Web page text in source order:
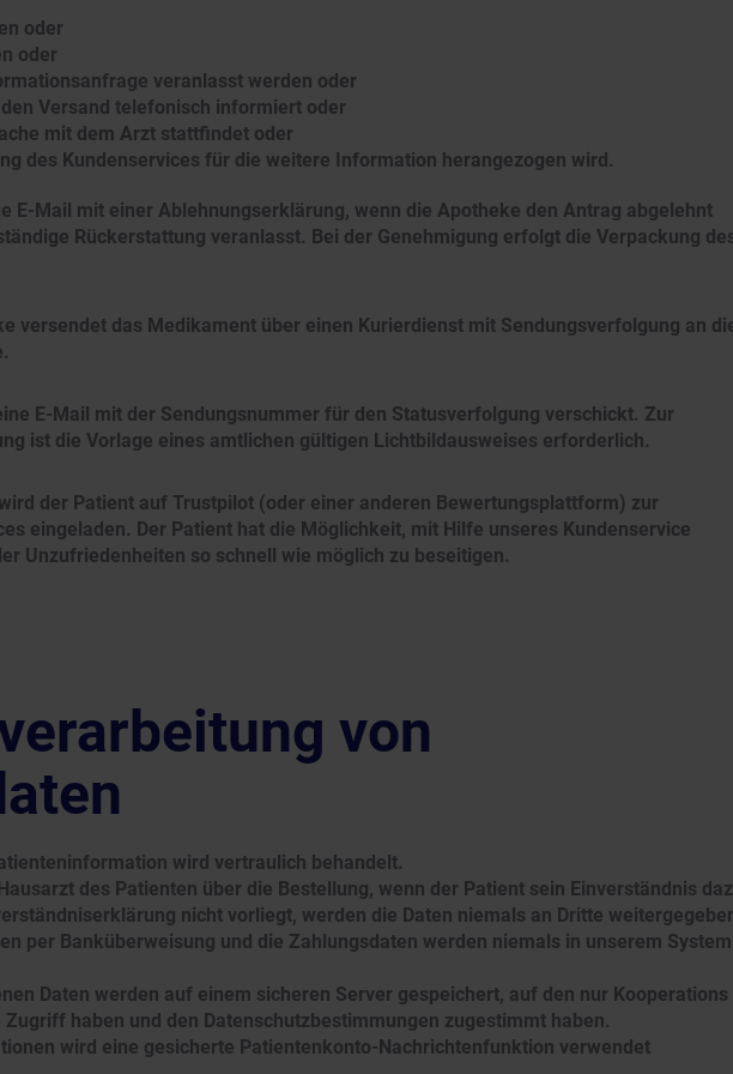
oder
oder
veranlasst werden oder
Versand telefonisch informiert oder
mit dem Arzt stattfindet oder
des Kundenservices für die weitere Information herangezogen wird.
E-Mail mit einer Ablehnungserklärung, wenn die Apotheke den Antrag abgelehnt
Rückerstattung veranlasst. Bei der Genehmigung erfolgt die Verpackung
versendet das Medikament über einen Kurierdienst mit Sendungsverfolgung an
E-Mail mit der Sendungsnummer für den Statusverfolgung verschickt. Zur
ist die Vorlage eines amtlichen gültigen Lichtbildausweises erforderlich.
der Patient auf Trustpilot (oder einer anderen Bewertungsplattform) zur
eingeladen. Der Patient hat die Möglichkeit, mit Hilfe unseres Kundenservice
Unzufriedenheiten so schnell wie möglich zu beseitigen.
von
wird vertraulich behandelt.
des Patienten über die Bestellung, wenn der Patient sein Einverständnis
nicht vorliegt, werden die Daten niemals an Dritte
per Banküberweisung und die Zahlungsdaten werden niemals in unserem System
Daten werden auf einem sicheren Server gespeichert, auf den nur Kooperations
haben und den Datenschutzbestimmungen zugestimmt haben.
wird eine gesicherte Patientenkonto-Nachrichtenfunktion verwendet